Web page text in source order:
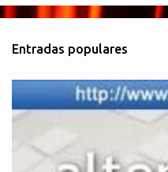
o
e
n
t
Entradas populares